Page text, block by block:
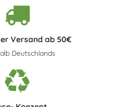
Versand ab 50€
Deutschlands